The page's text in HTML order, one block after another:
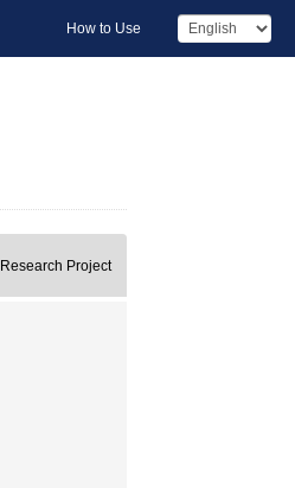
How to Use
Research Project